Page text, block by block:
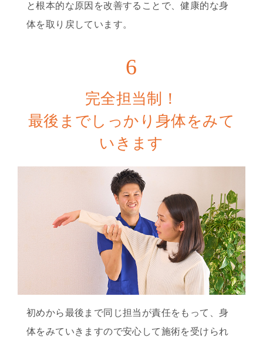
と根本的な原因を改善することで、健康的な身
体を取り戻しています。
6
完全担当制！
最後までしっかり身体をみて
いきます
初めから最後まで同じ担当が責任をもって、身
体をみていきますので安心して施術を受けられ